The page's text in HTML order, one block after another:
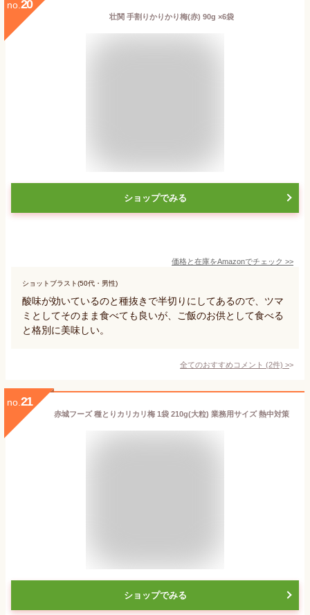
no. 20
壮関 手割りかりかり梅(赤) 90g ×6袋
ショップでみる
価格と在庫をAmazonでチェック >>
ショットブラスト(50代・男性)
酸味が効いているのと種抜きで半切りにしてあるので、ツマ
ミとしてそのまま食べても良いが、ご飯のお供として食べる
と格別に美味しい。
全てのおすすめコメント (2件) >
no. 21
赤城フーズ 種とりカリカリ梅 1袋 210g(大粒) 業務用サイズ 熱中対策
ショップでみる